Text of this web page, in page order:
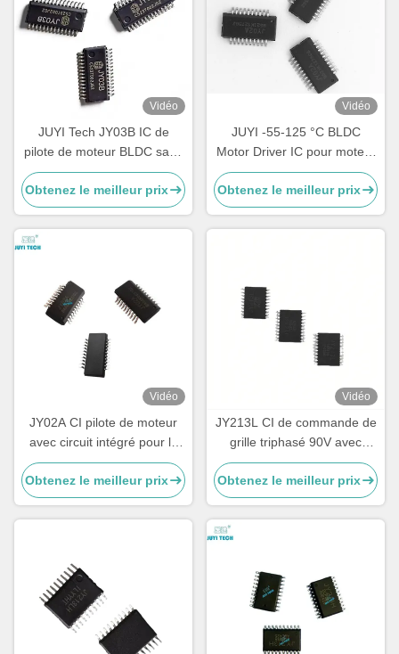
Vidéo
JUYI Tech JY03B IC de
pilote de moteur BLDC sans
capteur hautement intégré
avec une large plage de
tension 9-36V pour un
contrôle moteur simplifié
Obtenez le meilleur prix
Vidéo
JUYI -55-125 °C BLDC
Motor Driver IC pour moteur
sans capteur Circuit
périphérique simple /
débogage
Obtenez le meilleur prix
Vidéo
JY02A CI pilote de moteur
avec circuit intégré pour la
conduite de moteurs sans
capteur sans balai en
courant continu
Obtenez le meilleur prix
Vidéo
JY213L CI de commande de
grille triphasé 90V avec
pilote MOSFET et IGBT à
grande vitesse et contrôle de
temps mort intégré pour le
contrôle des moteurs BLDC
Obtenez le meilleur prix